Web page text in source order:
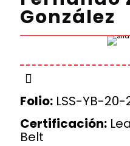
González
Folio: LSS-YB-20-
Certificación:
Belt